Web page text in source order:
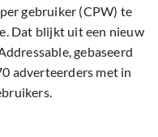
gebruiker (CPW) te
Dat blijkt uit een nieuw
gebaseerd
adverteerders met in